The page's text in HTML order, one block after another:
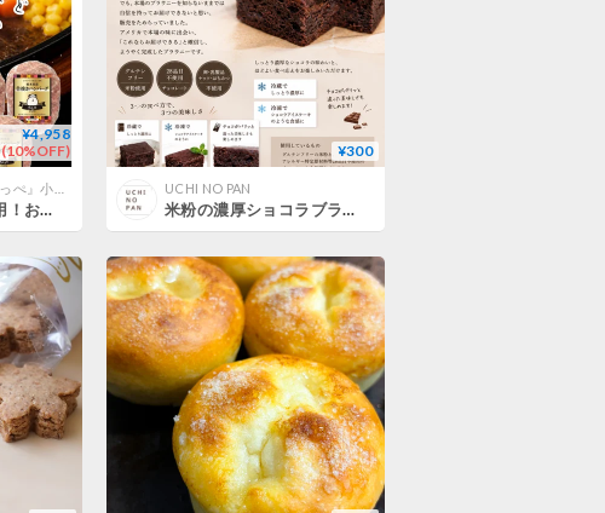
¥4,958
(10%OFF)
小山ブランド豚使用！おとっぺ合挽きハンバーグ【５個入り】
¥300
UCHI NO PAN
米粉の濃厚ショコラブラウニー